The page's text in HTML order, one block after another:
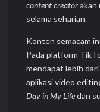
content creatorakan
selama seharian.
Konten semacam
Pada platform
mendapat lebih
aplikasi video
Day in My Lifedan